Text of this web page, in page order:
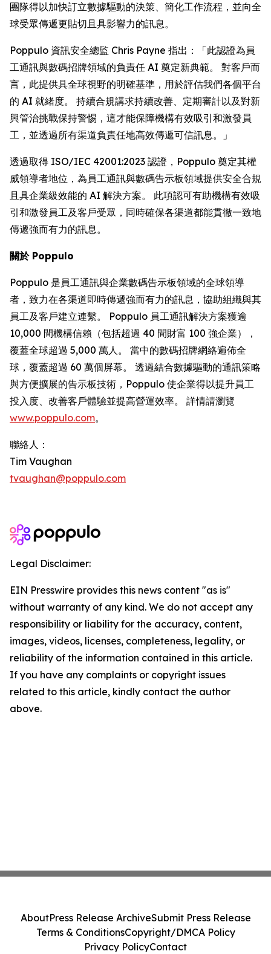
團隊得以加快訂立數據驅動的決策、簡化工作流程，並向全
球受眾傳遞更貼切且具影響力的訊息。
Poppulo 資訊安全總監 Chris Payne 指出：「此認證為員
工通訊與數碼招牌領域的負責任 AI 奠定新典範。 對客戶而
言，此提供具全球視野的明確基準，用於評估我們各個平台
的 AI 就緒度。 持續合規講求持續改善、定期審計以及對新
興管治挑戰保持警惕，這才能保障機構有效吸引和激發員
工，並透過所有渠道負責任地高效傳遞可信訊息。」
透過取得 ISO/IEC 42001:2023 認證，Poppulo 奠定其權
威領導者地位，為員工通訊與數碼告示板領域提供安全合規
且具企業級效能的 AI 解決方案。 此項認可有助機構有效吸
引和激發員工及客戶受眾，同時確保各渠道都能貫徹一致地
傳遞強而有力的訊息。
關於 Poppulo
Poppulo 是員工通訊與企業數碼告示板領域的全球領導
者，致力在各渠道即時傳遞強而有力的訊息，協助組織與其
員工及客戶建立連繫。 Poppulo 員工通訊解決方案獲逾
10,000 間機構信賴（包括超過 40 間財富 100 強企業），
覆蓋全球超過 5,000 萬人。 當中的數碼招牌網絡遍佈全
球，覆蓋超過 60 萬個屏幕。 透過結合數據驅動的通訊策略
與方便擴展的告示板技術，Poppulo 使企業得以提升員工
投入度、改善客戶體驗並提高營運效率。 詳情請瀏覽
www.poppulo.com。
聯絡人：
Tim Vaughan
tvaughan@poppulo.com
Legal Disclaimer:
EIN Presswire provides this news content "as is"
without warranty of any kind. We do not accept any
responsibility or liability for the accuracy, content,
images, videos, licenses, completeness, legality, or
reliability of the information contained in this article.
If you have any complaints or copyright issues
related to this article, kindly contact the author
above.
AboutPress Release ArchiveSubmit Press Release
Terms & ConditionsCopyright/DMCA Policy
Privacy PolicyContact